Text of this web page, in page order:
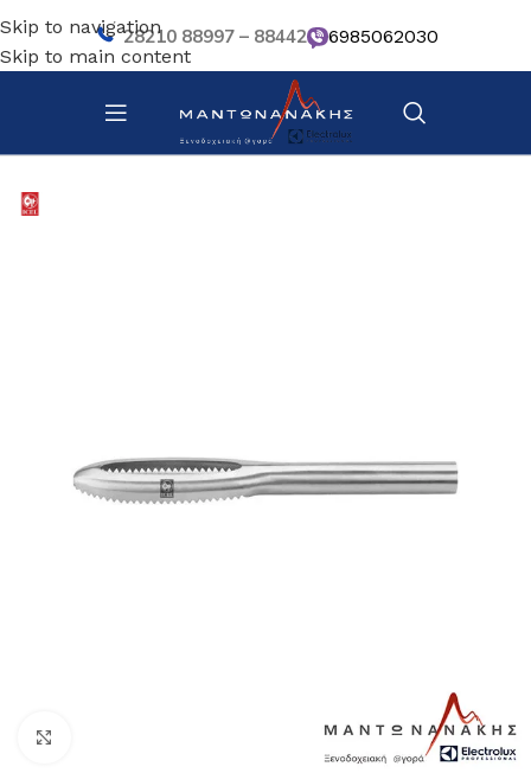
Skip to navigation
Skip to main content
28210 88997 – 88442 6985062030
Αρχική σελίδα/ Μαχαίρια